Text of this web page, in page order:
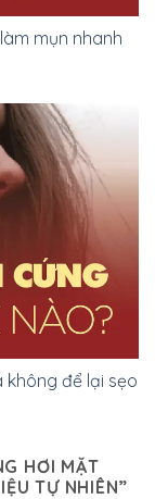
mụn nhanh
để lại sẹo
HƠI MẶT
TỰ NHIÊN”